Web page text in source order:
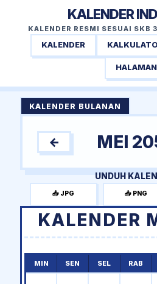
KALENDER
KALENDER RESMI SESUAI SKB
KALENDER
HALAMAN
KALENDER BULANAN
← MEI
UNDUH
📥 JPG 📥 PNG
KALENDER
MIN SEN SEL RAB